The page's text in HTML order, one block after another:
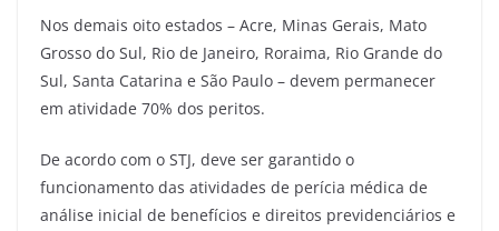
Nos demais oito estados – Acre, Minas Gerais, Mato
Grosso do Sul, Rio de Janeiro, Roraima, Rio Grande do
Sul, Santa Catarina e São Paulo – devem permanecer
em atividade 70% dos peritos.
De acordo com o STJ, deve ser garantido o
funcionamento das atividades de perícia médica de
análise inicial de benefícios e direitos previdenciários e